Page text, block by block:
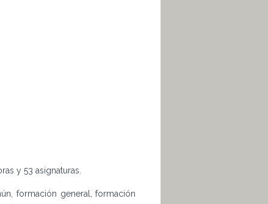
y 53 asignaturas.
formación general, formación